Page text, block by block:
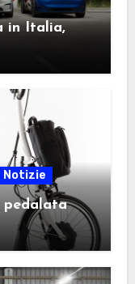
in Italia,
Notizie
pedalata